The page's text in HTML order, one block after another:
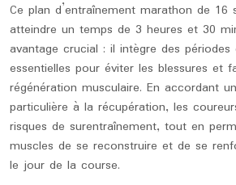
Ce plan d’entraînement marathon de 16
atteindre un temps de 3 heures et 30
avantage crucial : il intègre des périodes
essentielles pour éviter les blessures et
régénération musculaire. En accordant
particulière à la récupération, les
risques de surentraînement, tout en
muscles de se reconstruire et de se
le jour de la course.